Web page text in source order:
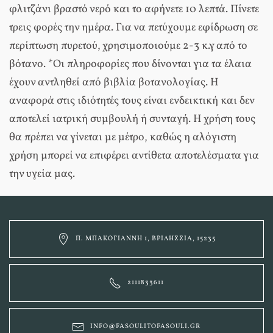
φλιτζάνι βραστό νερό και το αφήνετε 10 λεπτά. Πίνετε
τρεις φορές την ημέρα. Για να πετύχουμε εφίδρωση σε
περίπτωση πυρετού, χρησιμοποιούμε 2-3 κ.γ από το
βότανο. *Οι πληροφορίες που δίνονται για τα έλαια
έχουν αντληθεί από βιβλία βοτανολογίας. Η
αναφορά στις ιδιότητές τους είναι ενδεικτική και δεν
αποτελεί ιατρική συμβουλή ή συνταγή. Η χρήση τους
θα πρέπει να γίνεται με μέτρο, καθώς η αλόγιστη
χρήση μπορεί να επιφέρει αντίθετα αποτελέσματα για
την υγεία μας.
Π. ΜΠΑΚΟΓΙΆΝΝΗ 1, ΒΡΙΛΉΣΣΙΑ, 15235
2111833611
INFO@FASOULITOFASOULI.GR